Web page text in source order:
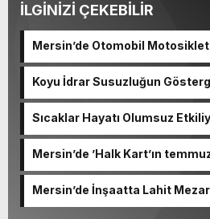
İLGİNİZİ ÇEKEBİLİR
Mersin’de Otomobil
Koyu İdrar Susuzluğun
Sıcaklar Hayatı Olumsuz
Mersin’de ’Halk Kart’ın
Mersin’de İnşaatta Lahit